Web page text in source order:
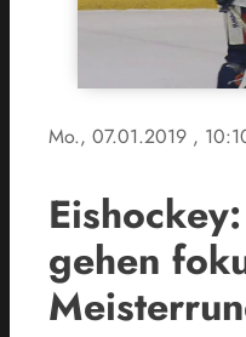
Mo., 07.01.2019 ,
gehen